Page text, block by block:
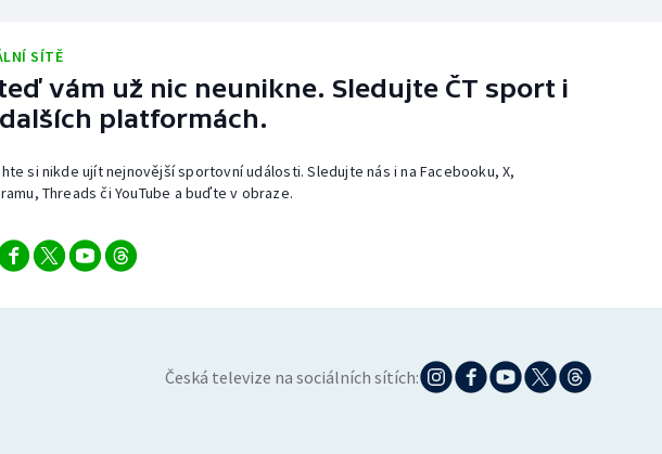
SÍTĚ
vám už nic neunikne. Sledujte ČT sport i
platformách.
si nikde ujít nejnovější sportovní události. Sledujte nás i na Facebooku, X,
Threads či YouTube a buďte v obraze.
Česká televize na sociálních sítích: